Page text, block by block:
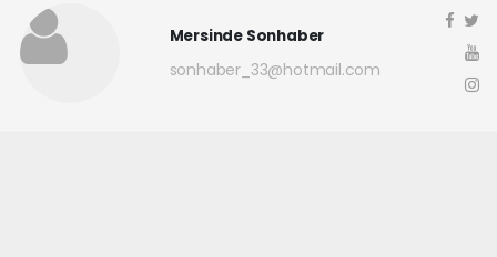
Mersinde Sonhaber
sonhaber_33@hotmail.com